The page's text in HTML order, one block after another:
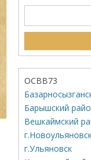
ОСВВ73
Барышский
Вешкаймский
г.Ульяновск